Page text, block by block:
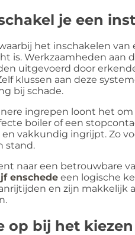
je een
het inschakelen
is. Werkzaamheden aan
uitgevoerd door
klussen aan deze
bij schade.
ingrepen loont het
boiler of een
vakkundig ingrijpt. Zo
stand.
naar een betrouwbare
enschede een logische
en zijn makkelijk
op bij het